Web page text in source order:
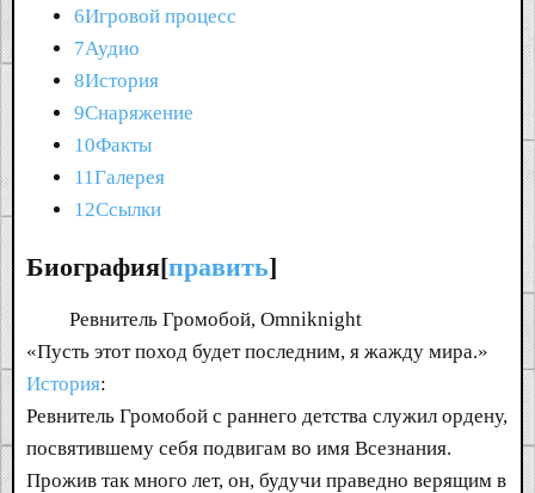
6Игровой процесс
7Аудио
8История
9Снаряжение
10Факты
11Галерея
12Ссылки
Биография[править]
Ревнитель Громобой, Omniknight
«Пусть этот поход будет последним, я жажду мира.»
История:
Ревнитель Громобой с раннего детства служил ордену,
посвятившему себя подвигам во имя Всезнания.
Прожив так много лет, он, будучи праведно верящим в